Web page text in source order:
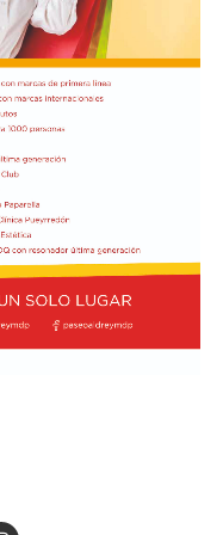
antes de que las
de Viedma
baldosas y
proyectiles. También
edilicias y en
solicitó al juzgado
de los
porteño y al
de los daños y
que se encuentra
adicionales